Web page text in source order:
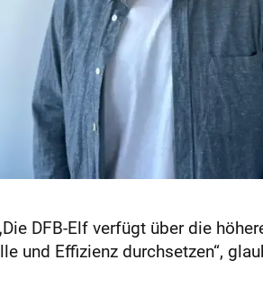
DFB-Elf verfügt über die
und Effizienz durchsetzen“,